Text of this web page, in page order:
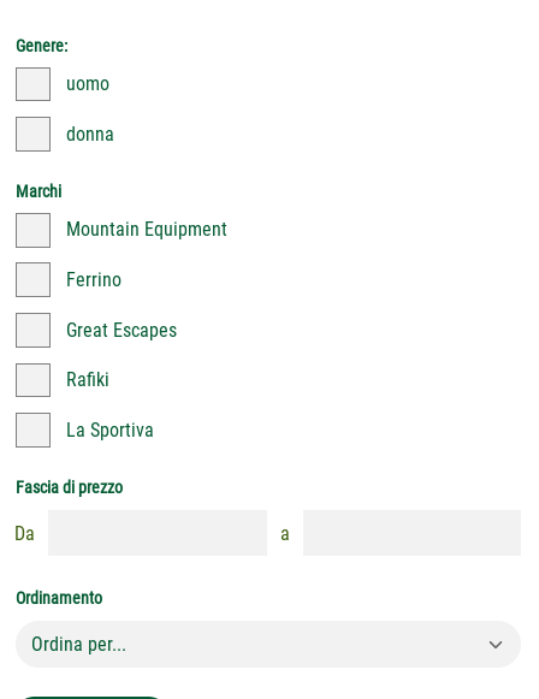
Genere:
uomo
donna
Marchi
Mountain Equipment
Ferrino
Great Escapes
Rafiki
La Sportiva
Fascia di prezzo
Da a
Ordinamento